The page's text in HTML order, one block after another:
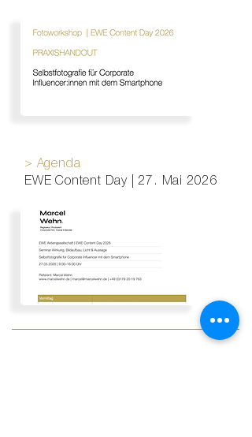
​> Agenda
EWE Content Day | 27. Mai 2026